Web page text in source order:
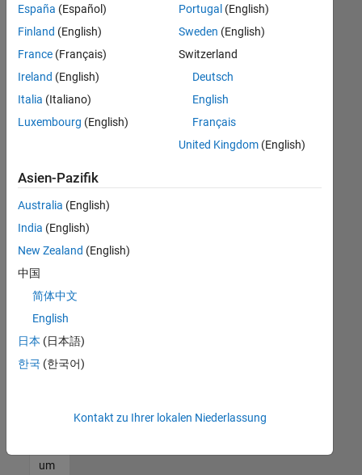
die
Suchkriterien
weiter
fassen
oder
alle
Stellenangebote
anzeigen .
noch
keine
offenen
Stellen
können,
die
Ihren
entsprechen,
werden
unseres
um
España (Español)
Finland (English)
France (Français)
Ireland (English)
Italia (Italiano)
Luxembourg (English)
Portugal (English)
Sweden (English)
Switzerland
Deutsch
English
Français
United Kingdom(English)
Asien-Pazifik
Australia (English)
India (English)
New Zealand (English)
中国
简体中文
English
日本 (日本語)
한국 (한국어)
Kontakt zu Ihrer lokalen Niederlassung